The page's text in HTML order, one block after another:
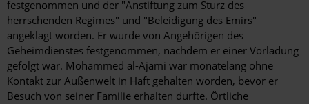
festgenommen und der "Anstiftung zum Sturz des
herrschenden Regimes" und "Beleidigung des Emirs"
angeklagt worden. Er wurde von Angehörigen des
Geheimdienstes festgenommen, nachdem er einer Vorladung
gefolgt war. Mohammed al-Ajami war monatelang ohne
Kontakt zur Außenwelt in Haft gehalten worden, bevor er
Besuch von seiner Familie erhalten durfte. Örtliche